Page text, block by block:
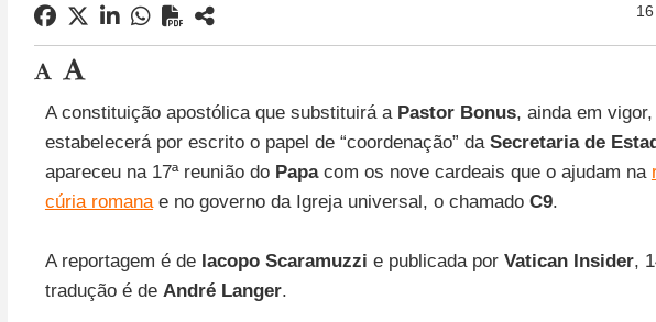
A constituição apostólica que substituirá a Pastor Bonus, ainda em vigor,
estabelecerá por escrito o papel de “coordenação” da Secretaria de
apareceu na 17ª reunião do Papacom os nove cardeais que o ajudam na
cúria romanae no governo da Igreja universal, o chamado C9.
A reportagem é deIacopo Scaramuzzi e publicada por Vatican Insider,
tradução é de André Langer.